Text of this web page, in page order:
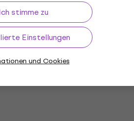
stimme zu
Einstellungen
und Cookies